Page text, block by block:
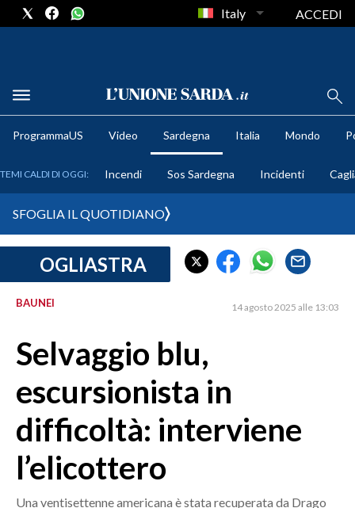
METEO
CRONACA SARDEGNA
MEDIO CAMPIDANO
ORISTANO E PROVINCIA
GALLURA
NUORO E PROVINCIA
OGLIASTRA
AGENDA
Italy ACCEDI
ProgrammaUS Video Sardegna Italia Mondo
TEMI CALDI DI OGGI: Incendi Sos Sardegna Incidenti
SFOGLIA IL QUOTIDIANO
OGLIASTRA
BAUNEI 14 agosto 2025 alle 13:03
Selvaggio blu,
escursionista in
difficoltà: interviene
l’elicottero
Una ventisettenne americana è stata recuperata da Drago